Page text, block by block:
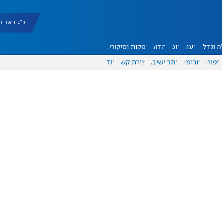
כ"ג באב תשפ"ו
ונדל"ן דעות אוכל יהדות הפקות וסיקורים
ספורט פורומים אתר ישיבה יצירת קשר עוד